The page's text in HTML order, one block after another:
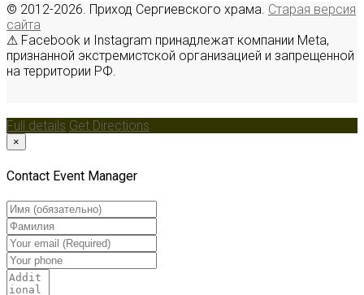
© 2012-2026. Приход Сергиевского храма. Старая версия
сайта
⚠ Facebook и Instagram принадлежат компании Meta,
признанной экстремистской организацией и запрещенной
на территории РФ.
Full details Get Directions
×
Contact Event Manager